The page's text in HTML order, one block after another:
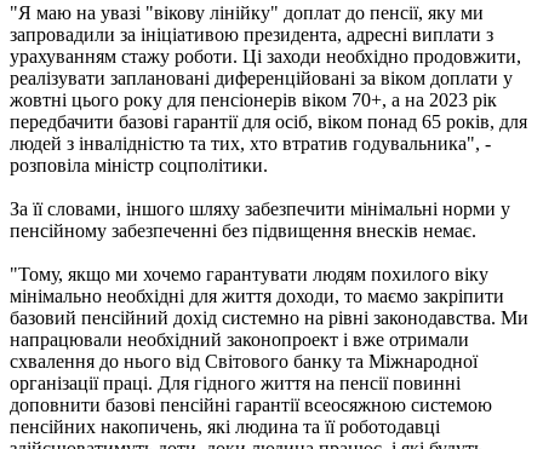
"Я маю на увазі "вікову лінійку" доплат до пенсії, яку ми
запровадили за ініціативою президента, адресні виплати з
урахуванням стажу роботи. Ці заходи необхідно продовжити,
реалізувати заплановані диференційовані за віком доплати у
жовтні цього року для пенсіонерів віком 70+, а на 2023 рік
передбачити базові гарантії для осіб, віком понад 65 років, для
людей з інвалідністю та тих, хто втратив годувальника", -
розповіла міністр соцполітики.
За її словами, іншого шляху забезпечити мінімальні норми у
пенсійному забезпеченні без підвищення внесків немає.
"Тому, якщо ми хочемо гарантувати людям похилого віку
мінімально необхідні для життя доходи, то маємо закріпити
базовий пенсійний дохід системно на рівні законодавства. Ми
напрацювали необхідний законопроект і вже отримали
схвалення до нього від Світового банку та Міжнародної
організації праці. Для гідного життя на пенсії повинні
доповнити базові пенсійні гарантії всеосяжною системою
пенсійних накопичень, які людина та її роботодавці